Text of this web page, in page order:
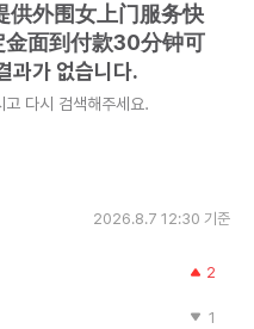
外围女上门服务快
面到付款30分钟可
과가 없습니다.
고 다시 검색해주세요.
2026.8.7 12:30 기준
2
1